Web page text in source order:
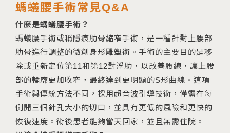
螞蟻腰手術常見Q&A
什麼是螞蟻腰手術？
螞蟻腰手術或稱隱痕肋骨縮窄手術，是一種針對上腰部
肋骨進行調整的微創身形雕塑術。手術的主要目的是移
除或重新定位第11和第12對浮肋，以改善腰線，讓上腰
部的輪廓更加收窄，最終達到更明顯的S形曲線。這項
手術與傳統方法不同，採用超音波引導技術，僅需在每
側開三個針孔大小的切口，並具有更低的風險和更快的
恢復速度。術後患者能夠當天回家，並且無需住院。